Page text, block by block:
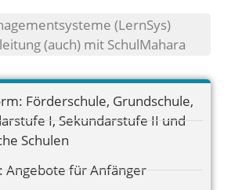
(LernSys)
(auch) mit SchulMahara
Förderschule, Grundschule,
I, Sekundarstufe II und
Schulen
Angebote für Anfänger